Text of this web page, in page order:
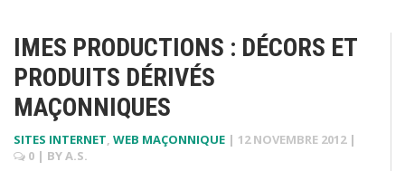
IMES PRODUCTIONS : DÉCORS ET
PRODUITS DÉRIVÉS
MAÇONNIQUES
SITES INTERNET, WEB MAÇONNIQUE | 12 NOVEMBRE 2012 |
0 | BYA.S.